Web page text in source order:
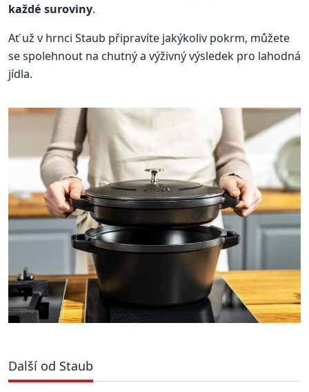
každé suroviny.
Ať už v hrnci Staub připravíte jakýkoliv pokrm, můžete
se spolehnout na chutný a výživný výsledek pro lahodná
jídla.
Další od Staub